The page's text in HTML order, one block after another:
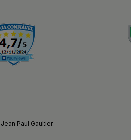
Paul Gaultier.